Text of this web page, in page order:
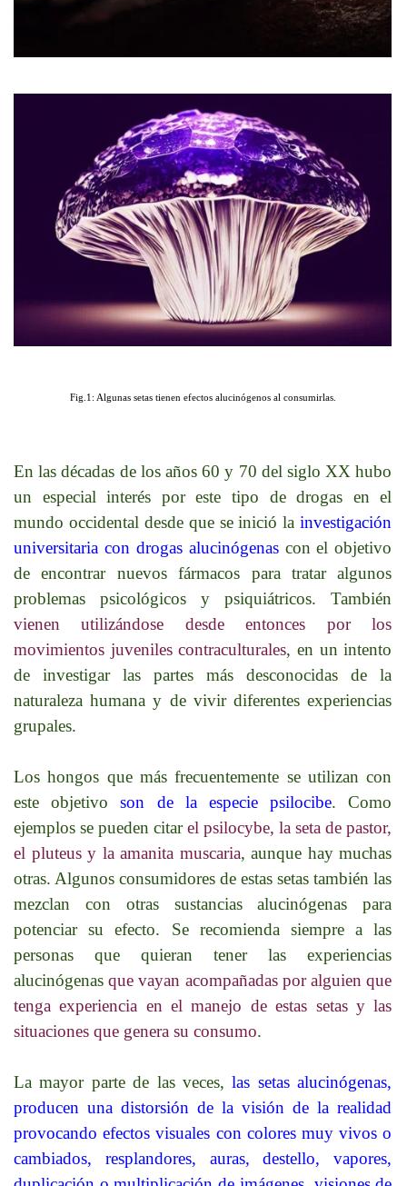
Fig.1: Algunas setas tienen efectos alucinógenos al consumirlas.
En las décadas de los años 60 y 70 del siglo XX hubo
un especial interés por este tipo de drogas en el
mundo occidental desde que se inició lainvestigación
universitaria con drogas alucinógenascon el objetivo
de encontrar nuevos fármacos para tratar algunos
problemas psicológicos y psiquiátricos. También
vienen utilizándose desde entonces por los
movimientos juveniles contraculturales, en un intento
de investigar las partes más desconocidas de la
naturaleza humana y de vivir diferentes experiencias
grupales.
Los hongos que más frecuentemente se utilizan con
este objetivoson de la especie psilocibe. Como
ejemplos se pueden citarel psilocybe, la seta de pastor,
el pluteus y la amanita muscaria, aunque hay muchas
otras. Algunos consumidores de estas setas también las
mezclan con otras sustancias alucinógenas para
potenciar su efecto. Se recomienda siempre a las
personas que quieran tener las experiencias
alucinógenasque vayan acompañadas por alguien que
tenga experiencia en el manejo de estas setas y las
situaciones que genera su consumo.
La mayor parte de las veces,las setas alucinógenas,
producen una distorsión de la visión de la realidad
provocando efectos visuales con colores muy vivos o
cambiados, resplandores, auras, destello, vapores,